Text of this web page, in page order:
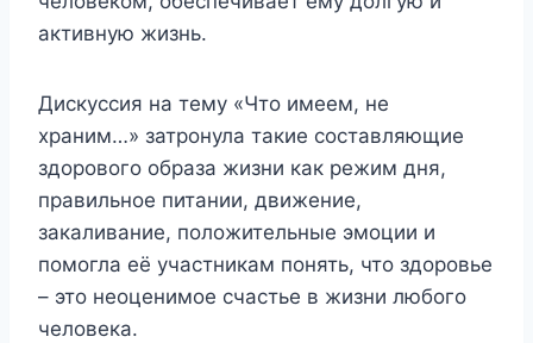
активную жизнь.
Дискуссия на тему «Что имеем, не
храним…» затронула такие составляющие
здорового образа жизни как режим дня,
правильное питании, движение,
закаливание, положительные эмоции и
помогла её участникам понять, что здоровье
– это неоценимое счастье в жизни любого
человека.